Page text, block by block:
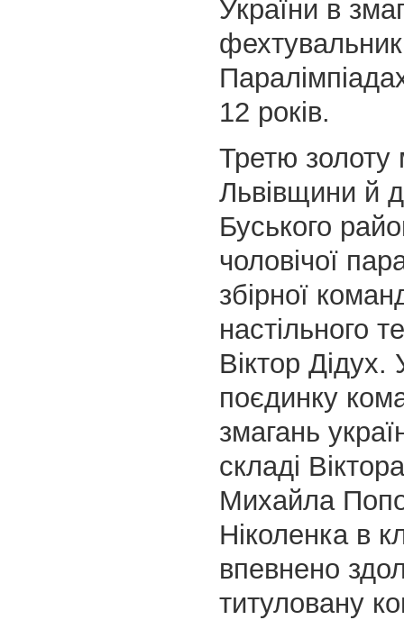
України в
12 років.
Третю
Львівщини й
Буського
чоловічої
збірної
настільного
Віктор
поєдинку
змагань
складі
Михайла
Ніколенка в
впевнено
титуловану